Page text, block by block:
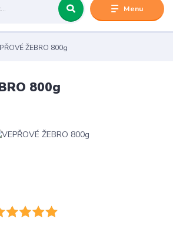
Menu
ŽEBRO 800g
800g